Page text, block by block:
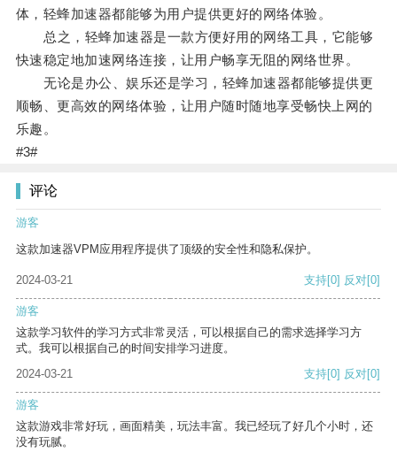
体，轻蜂加速器都能够为用户提供更好的网络体验。
总之，轻蜂加速器是一款方便好用的网络工具，它能够
快速稳定地加速网络连接，让用户畅享无阻的网络世界。
无论是办公、娱乐还是学习，轻蜂加速器都能够提供更
顺畅、更高效的网络体验，让用户随时随地享受畅快上网的
乐趣。
#3#
评论
游客
这款加速器VPM应用程序提供了顶级的安全性和隐私保护。
2024-03-21 支持[0] 反对[0]
游客
这款学习软件的学习方式非常灵活，可以根据自己的需求选择学习方
式。我可以根据自己的时间安排学习进度。
2024-03-21
支持[0] 反对[0]
游客
这款游戏非常好玩，画面精美，玩法丰富。我已经玩了好几个小时，还
没有玩腻。